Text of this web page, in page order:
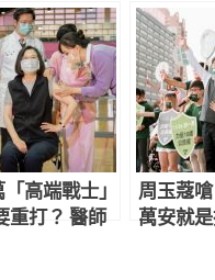
高端戰士」
重打？ 醫師
周玉蔻
萬安就